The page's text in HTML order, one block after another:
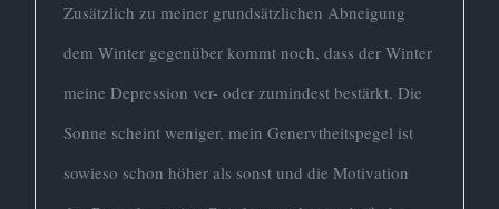
Zusätzlich zu meiner grundsätzlichen Abneigung
dem Winter gegenüber kommt noch, dass der Winter
meine Depression ver- oder zumindest bestärkt. Die
Sonne scheint weniger, mein Genervtheitspegel ist
sowieso schon höher als sonst und die Motivation